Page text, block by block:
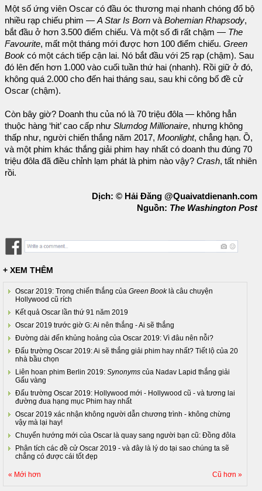
Một số ứng viên Oscar có đầu óc thương mại nhanh chóng đổ bộ
nhiều rạp chiếu phim — A Star Is Born và Bohemian Rhapsody,
bắt đầu ở hơn 3.500 điểm chiếu. Và một số đi rất chậm — The
Favourite, mất một tháng mới được hơn 100 điểm chiếu. Green
Book có một cách tiếp cận lai. Nó bắt đầu với 25 rạp (chậm). Sau
đó lên đến hơn 1.000 vào cuối tuần thứ hai (nhanh). Rồi giữ ở đó,
không quá 2.000 cho đến hai tháng sau, sau khi công bố đề cử
Oscar (chậm).
Còn bây giờ? Doanh thu của nó là 70 triệu đôla — không hẳn
thuộc hàng ‘hit’ cao cấp như Slumdog Millionaire, nhưng không
thấp như, người chiến thắng năm 2017, Moonlight, chẳng hạn. Ồ,
và một phim khác thắng giải phim hay nhất có doanh thu đúng 70
triệu đôla đã điều chỉnh lạm phát là phim nào vậy? Crash, tất nhiên
rồi.
Dịch: © Hải Đăng @Quaivatdienanh.com
Nguồn: The Washington Post
+ XEM THÊM
Oscar 2019: Trong chiến thắng của Green Booklà câu chuyện
Hollywood cũ rích
Kết quả Oscar lần thứ 91 năm 2019
Oscar 2019 trước giờ G: Ai nên thắng - Ai sẽ thắng
Đường dài đến khủng hoảng của Oscar 2019: Vì đâu nên nỗi?
Đấu trường Oscar 2019: Ai sẽ thắng giải phim hay nhất? Tiết lộ của 20
nhà bầu chọn
Liên hoan phim Berlin 2019: Synonyms của Nadav Lapid thắng giải
Gấu vàng
Đấu trường Oscar 2019: Hollywood mới - Hollywood cũ - và tương lai
đường đua hạng mục Phim hay nhất
Oscar 2019 xác nhận không người dẫn chương trình - không chừng
vậy mà lại hay!
Chuyển hướng mới của Oscar là quay sang người bạn cũ: Đồng đôla
Phân tích các đề cử Oscar 2019 - và đây là lý do tại sao chúng ta sẽ
chẳng có được cái tốt đẹp
« Mới hơn Cũ hơn »